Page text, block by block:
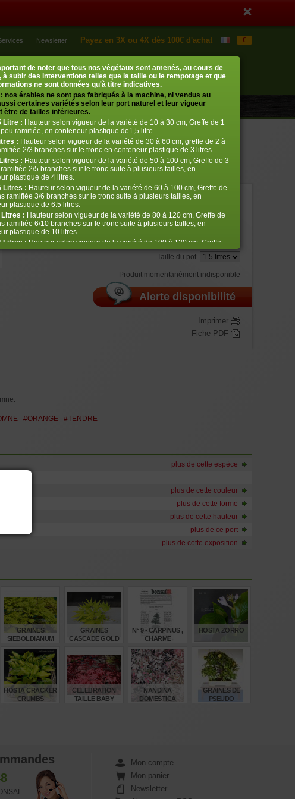
Newsletter Payez en 3X ou 4X dès 100€ d'achat €
Mon compte
› me connecter 0 article
26,50
Bien choisir la taille
Taille du pot
Produit momentanément indisponible
Alerte disponibilité
Imprimer
Fiche PDF
#ORANGE #TENDRE
plus de cette espèce
plus de cette couleur
plus de cette forme
plus de cette hauteur
plus de ce port
plus de cette exposition
GRAINES
SIEBOLDIANUM
8,00€
GRAINES
CASCADE GOLD
8,00€
N° 9 - CARPINUS ,
CHARME
4,00€
HOSTA ZORRO
12,00€
HOSTA CRACKER
CRUMBS
CELEBRATION
TAILLE BABY
NANDINA
DOMESTICA
GRAINES DE
PSEUDO
Mon compte
Mon panier
Newsletter
de noter que tous nos végétaux sont amenés, au cours de
à subir des interventions telles que la taille ou le rempotage et que
ne sont données qu'à titre indicatives.
: nos érables ne sont pas fabriqués à la machine, ni vendus au
certaines variétés selon leur port naturel et leur vigueur
être de tailles inférieures.
Litre : Hauteur selon vigueur de la variété de 10 à 30 cm, Greffe de 1
ramifiée, en conteneur plastique de1,5 litre.
: Hauteur selon vigueur de la variété de 30 à 60 cm, greffe de 2 à
2/3 branches sur le tronc en conteneur plastique de 3 litres.
: Hauteur selon vigueur de la variété de 50 à 100 cm, Greffe de 3
2/5 branches sur le tronc suite à plusieurs tailles, en
plastique de 4 litres.
Litres : Hauteur selon vigueur de la variété de 60 à 100 cm, Greffe de
ramifiée 3/6 branches sur le tronc suite à plusieurs tailles, en
plastique de 6.5 litres.
Litres : Hauteur selon vigueur de la variété de 80 à 120 cm, Greffe de
ramifiée 6/10 branches sur le tronc suite à plusieurs tailles, en
plastique de 10 litres
Litres : Hauteur selon vigueur de la variété de 100 à 120 cm, Greffe
ans ramifiée 10/12 branches suite à plusieurs tailles, en conteneur
de 14 litres.
Hauteur selon vigueur de la variété de 100 à 120 cm, Greffe de
ramifiée 10/12 branches suite à plusieurs tailles, en conteneur
de 20 litres. Dans cette taille le volume de racines est plus important ,
spécialement la hauteur du végétal.
Hauteur selon vigueur de la variété de 100 à 120 cm, Greffe de